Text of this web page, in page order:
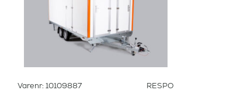
Varenr: 10109887 RESPO